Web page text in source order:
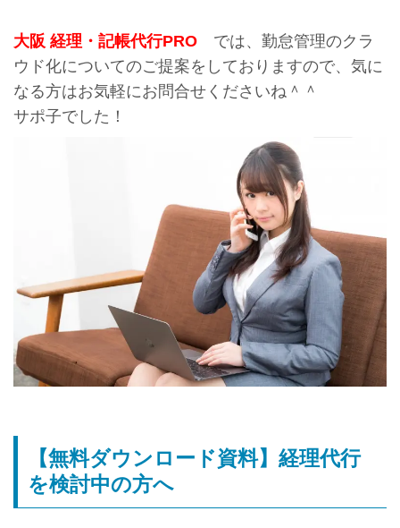
大阪 経理・記帳代行PROでは、勤怠管理のクラ
ウド化についてのご提案をしておりますので、気に
なる方はお気軽にお問合せくださいね＾＾
サポ子でした！
【無料ダウンロード資料】経理代行
を検討中の方へ